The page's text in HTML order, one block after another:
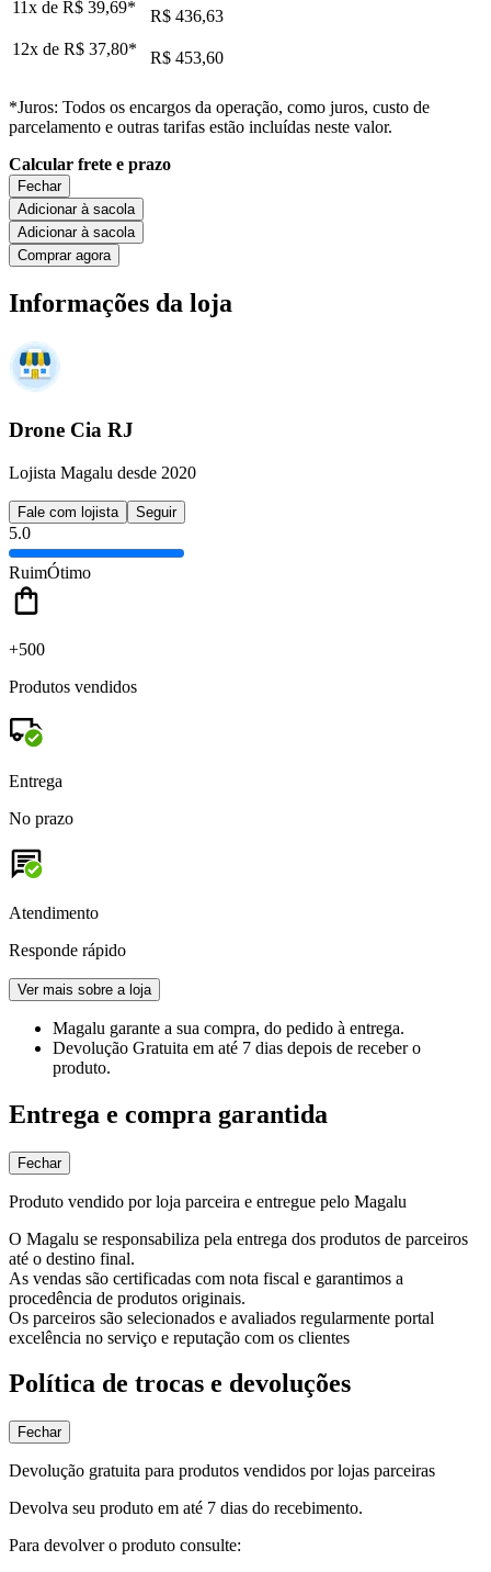
11x de R$ 39,69*
R$ 436,63
12x de R$ 37,80* R$ 453,60
*Juros: Todos os encargos da operação, como juros, custo de
parcelamento e outras tarifas estão incluídas neste valor.
Calcular frete e prazo
Fechar
Adicionar à sacola
Adicionar à sacola
Comprar agora
Informações da loja
Drone Cia RJ
Lojista Magalu desde 2020
Fale com lojista Seguir
5.0
RuimÓtimo
+500
Produtos vendidos
Entrega
No prazo
Atendimento
Responde rápido
Ver mais sobre a loja
Magalu garante a sua compra, do pedido à entrega.
Devolução Gratuita em até 7 dias depois de receber o
produto.
Entrega e compra garantida
Fechar
Produto vendido por loja parceira e entregue pelo Magalu
O Magalu se responsabiliza pela entrega dos produtos de parceiros
até o destino final.
As vendas são certificadas com nota fiscal e garantimos a
procedência de produtos originais.
Os parceiros são selecionados e avaliados regularmente portal
excelência no serviço e reputação com os clientes
Política de trocas e devoluções
Fechar
Devolução gratuita para produtos vendidos por lojas parceiras
Devolva seu produto em até 7 dias do recebimento.
Para devolver o produto consulte: